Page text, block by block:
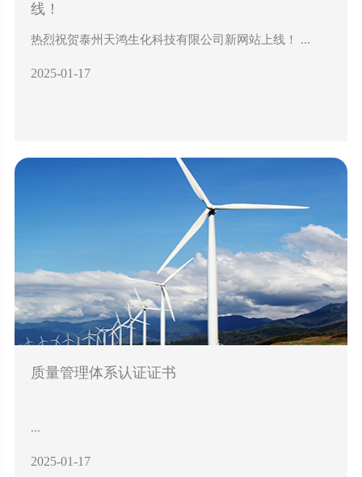
线！
热烈祝贺泰州天鸿生化科技有限公司新网站上线！ ...
2025-01-17
质量管理体系认证证书
...
2025-01-17